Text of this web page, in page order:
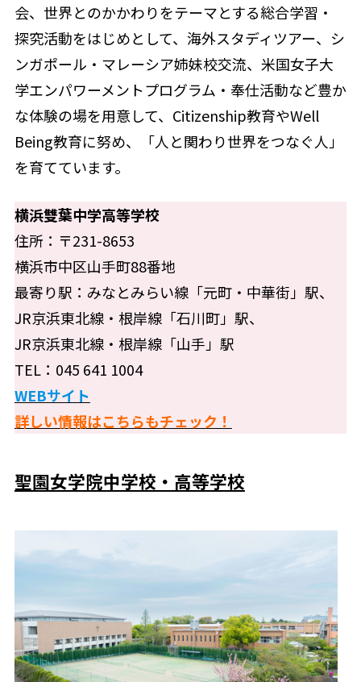
会、世界とのかかわりをテーマとする総合学習・
探究活動をはじめとして、海外スタディツアー、シ
ンガポール・マレーシア姉妹校交流、米国女子大
学エンパワーメントプログラム・奉仕活動など豊か
な体験の場を用意して、Citizenship教育やWell
Being教育に努め、「人と関わり世界をつなぐ人」
を育てています。
横浜雙葉中学高等学校
住所：〒231-8653
横浜市中区山手町88番地
最寄り駅：みなとみらい線「元町・中華街」駅、
JR京浜東北線・根岸線「石川町」駅、
JR京浜東北線・根岸線「山手」駅
TEL：045 641 1004
WEBサイト
詳しい情報はこちらもチェック！
聖園女学院中学校・高等学校